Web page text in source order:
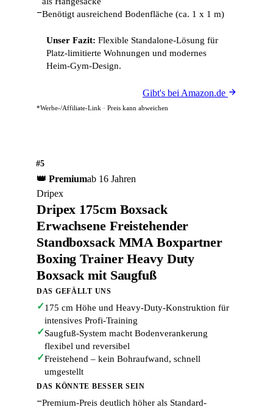
−Benötigt ausreichend Bodenfläche (ca. 1 x 1 m)
Unser Fazit: Flexible Standalone-Lösung für
Platz-limitierte Wohnungen und modernes
Heim-Gym-Design.
Gibt's bei Amazon.de
*Werbe-/Affiliate-Link · Preis kann abweichen
#5
👑 Premiumab 16 Jahren
Dripex
Dripex 175cm Boxsack
Erwachsene Freistehender
Standboxsack MMA Boxpartner
Boxing Trainer Heavy Duty
Boxsack mit Saugfuß
DAS GEFÄLLT UNS
✓175 cm Höhe und Heavy-Duty-Konstruktion für
intensives Profi-Training
✓Saugfuß-System macht Bodenverankerung
flexibel und reversibel
✓Freistehend – kein Bohraufwand, schnell
umgestellt
DAS KÖNNTE BESSER SEIN
−Premium-Preis deutlich höher als Standard-